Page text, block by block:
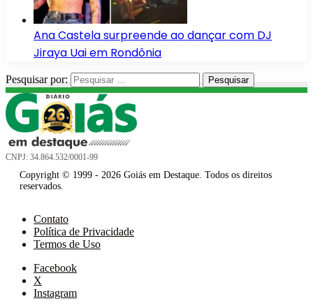
Ana Castela surpreende ao dançar com DJ
Jiraya Uai em Rondônia
Pesquisar por:
CNPJ: 34.864.532/0001-99
Copyright © 1999 - 2026 Goiás em Destaque. Todos os direitos
reservados.
Contato
Política de Privacidade
Termos de Uso
Facebook
X
Instagram